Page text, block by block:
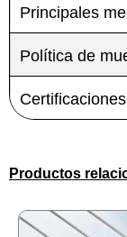
Principales
Política de
Certificaciones
Productos